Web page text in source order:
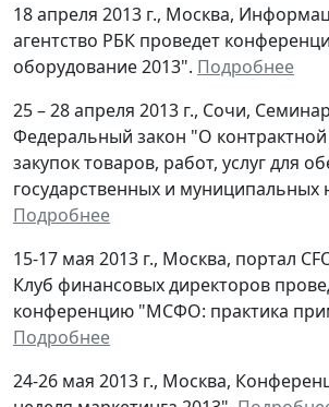
18 апреля 2013 г., Москва,
агентство РБК проведет
оборудование 2013". Подробнее
25 – 28 апреля 2013 г., Сочи,
Федеральный закон "О
закупок товаров, работ, услуг для
государственных и муниципальных
Подробнее
15-17 мая 2013 г., Москва, портал
Клуб финансовых директоров
конференцию "МСФО: практика
Подробнее
24-26 мая 2013 г., Москва,